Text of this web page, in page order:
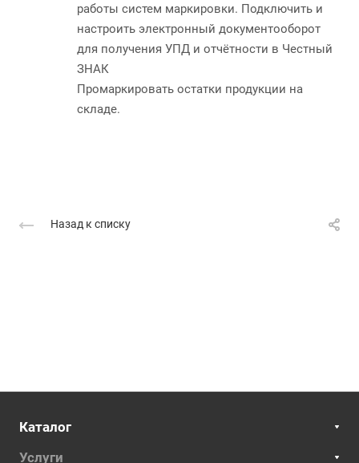
работы систем маркировки. Подключить и
настроить электронный документооборот
для получения УПД и отчётности в Честный
ЗНАК
Промаркировать остатки продукции на
складе.
Назад к списку
Каталог
Услуги